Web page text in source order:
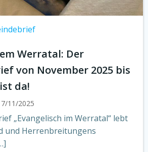
Werratal: Der
von November 2025 bis
da!
11/2025
„Evangelisch im Werratal“ lebt
und Herrenbreitungens